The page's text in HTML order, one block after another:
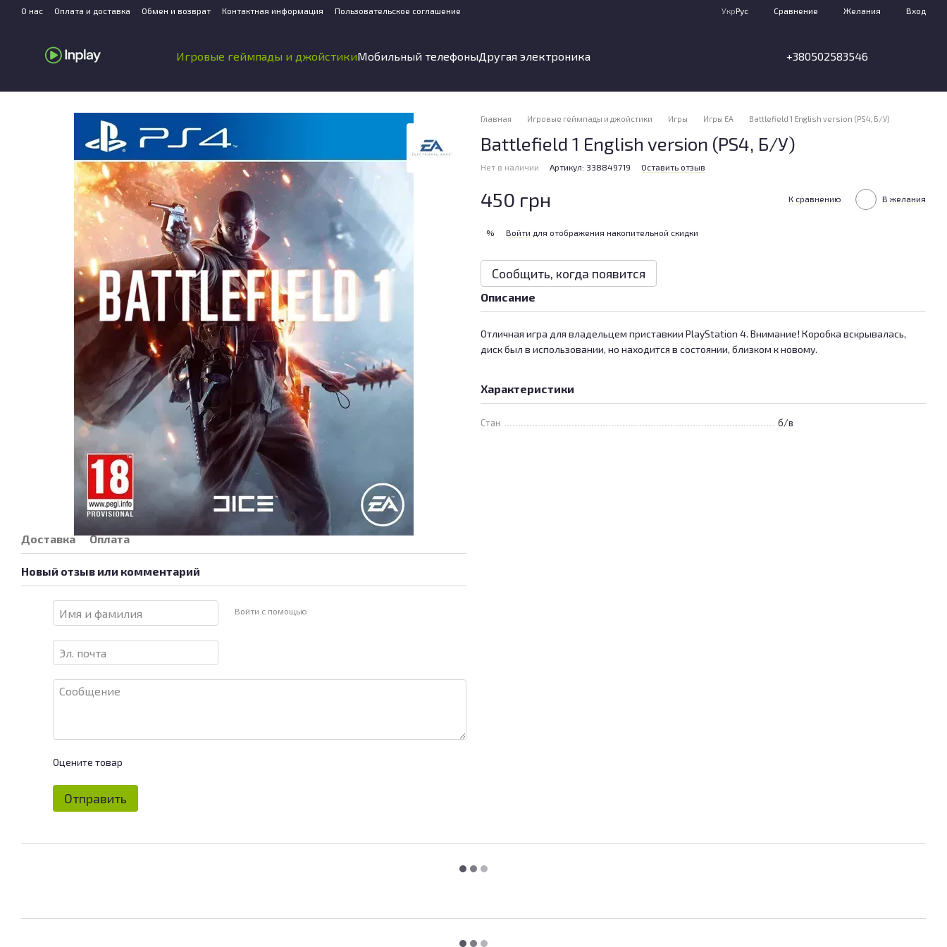
Перейти к основному контенту
О нас Оплата и доставка Обмен и возврат Контактная информация Пользовательское соглашение УкрРус Сравнение Желания Вход
Игровые геймпады и джойстикиМобильный телефоныДругая электроника +380502583546
Доставка Оплата
Новый отзыв или комментарий
Войти с помощью
Оцените товар
Отправить
Главная Игровые геймпады и джойстики Игры Игры EA Battlefield 1 English version (PS4, Б/У)
Battlefield 1 English version (PS4, Б/У)
Нет в наличии Артикул: 338849719 Оставить отзыв
450 грн К сравнению В желания
% Войти для отображения накопительной скидки
Сообщить, когда появится
Описание
Отличная игра для владельцем приставкии PlayStation 4. Внимание! Коробка вскрывалась,
диск был в использовании, но находится в состоянии, близком к новому.
Характеристики
Стан б/в